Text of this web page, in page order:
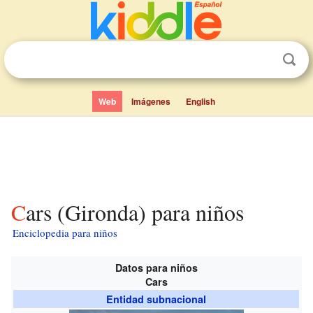
Web Imágenes English
Cars (Gironda) para niños
Enciclopedia para niños
Datos para niños
Cars
Entidad subnacional